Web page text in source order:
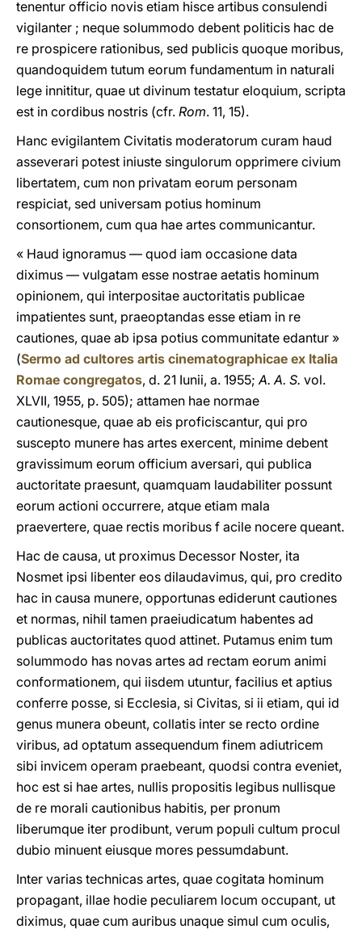
tenentur officio novis etiam hisce artibus consulendi
vigilanter ; neque solummodo debent politicis hac de
re prospicere rationibus, sed publicis quoque moribus,
quandoquidem tutum eorum fundamentum in naturali
lege innititur, quae ut divinum testatur eloquium, scripta
est in cordibus nostris (cfr. Rom. 11, 15).
Hanc evigilantem Civitatis moderatorum curam haud
asseverari potest iniuste singulorum opprimere civium
libertatem, cum non privatam eorum personam
respiciat, sed universam potius hominum
consortionem, cum qua hae artes communicantur.
« Haud ignoramus — quod iam occasione data
diximus — vulgatam esse nostrae aetatis hominum
opinionem, qui interpositae auctoritatis publicae
impatientes sunt, praeoptandas esse etiam in re
cautiones, quae ab ipsa potius communitate edantur »
(Sermo ad cultores artis cinematographicae ex Italia
Romae congregatos, d. 21 Iunii, a. 1955;A. A. S. vol.
XLVII, 1955, p. 505); attamen hae normae
cautionesque, quae ab eis proficiscantur, qui pro
suscepto munere has artes exercent, minime debent
gravissimum eorum officium aversari, qui publica
auctoritate praesunt, quamquam laudabiliter possunt
eorum actioni occurrere, atque etiam mala
praevertere, quae rectis moribus f acile nocere queant.
Hac de causa, ut proximus Decessor Noster, ita
Nosmet ipsi libenter eos dilaudavimus, qui, pro credito
hac in causa munere, opportunas ediderunt cautiones
et normas, nihil tamen praeiudicatum habentes ad
publicas auctoritates quod attinet. Putamus enim tum
solummodo has novas artes ad rectam eorum animi
conformationem, qui iisdem utuntur, facilius et aptius
conferre posse, si Ecclesia, si Civitas, si ii etiam, qui id
genus munera obeunt, collatis inter se recto ordine
viribus, ad optatum assequendum finem adiutricem
sibi invicem operam praebeant, quodsi contra eveniet,
hoc est si hae artes, nullis propositis legibus nullisque
de re morali cautionibus habitis, per pronum
liberumque iter prodibunt, verum populi cultum procul
dubio minuent eiusque mores pessumdabunt.
Inter varias technicas artes, quae cogitata hominum
propagant, illae hodie peculiarem locum occupant, ut
diximus, quae cum auribus unaque simul cum oculis,